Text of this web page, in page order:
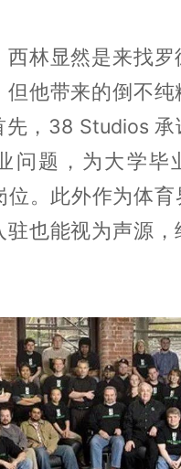
西林显然是来找罗
但他带来的倒不纯
先，38 Studios 承
问题，为大学毕
位。此外作为体育
驻也能视为声源，